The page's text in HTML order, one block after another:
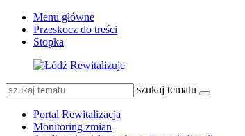
Menu główne
Przeskocz do treści
Stopka
szukaj tematu
Portal Rewitalizacja
Monitoring zmian